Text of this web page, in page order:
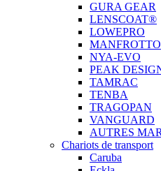
GURA GEAR
LENSCOAT®
LOWEPRO
MANFROTTO
NYA-EVO
PEAK
TAMRAC
TENBA
TRAGOPAN
VANGUARD
AUTRES
Chariots de transport
Caruba